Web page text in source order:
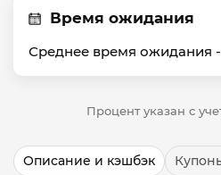
Время ожидания
Среднее время ожидания -
Процент указан с
Описание и кэшбэк